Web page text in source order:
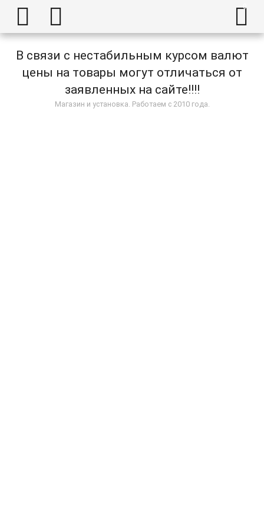
  
В связи с нестабильным курсом валют
цены на товары могут отличаться от
заявленных на сайте!!!!
Магазин и установка. Работаем с 2010 года.